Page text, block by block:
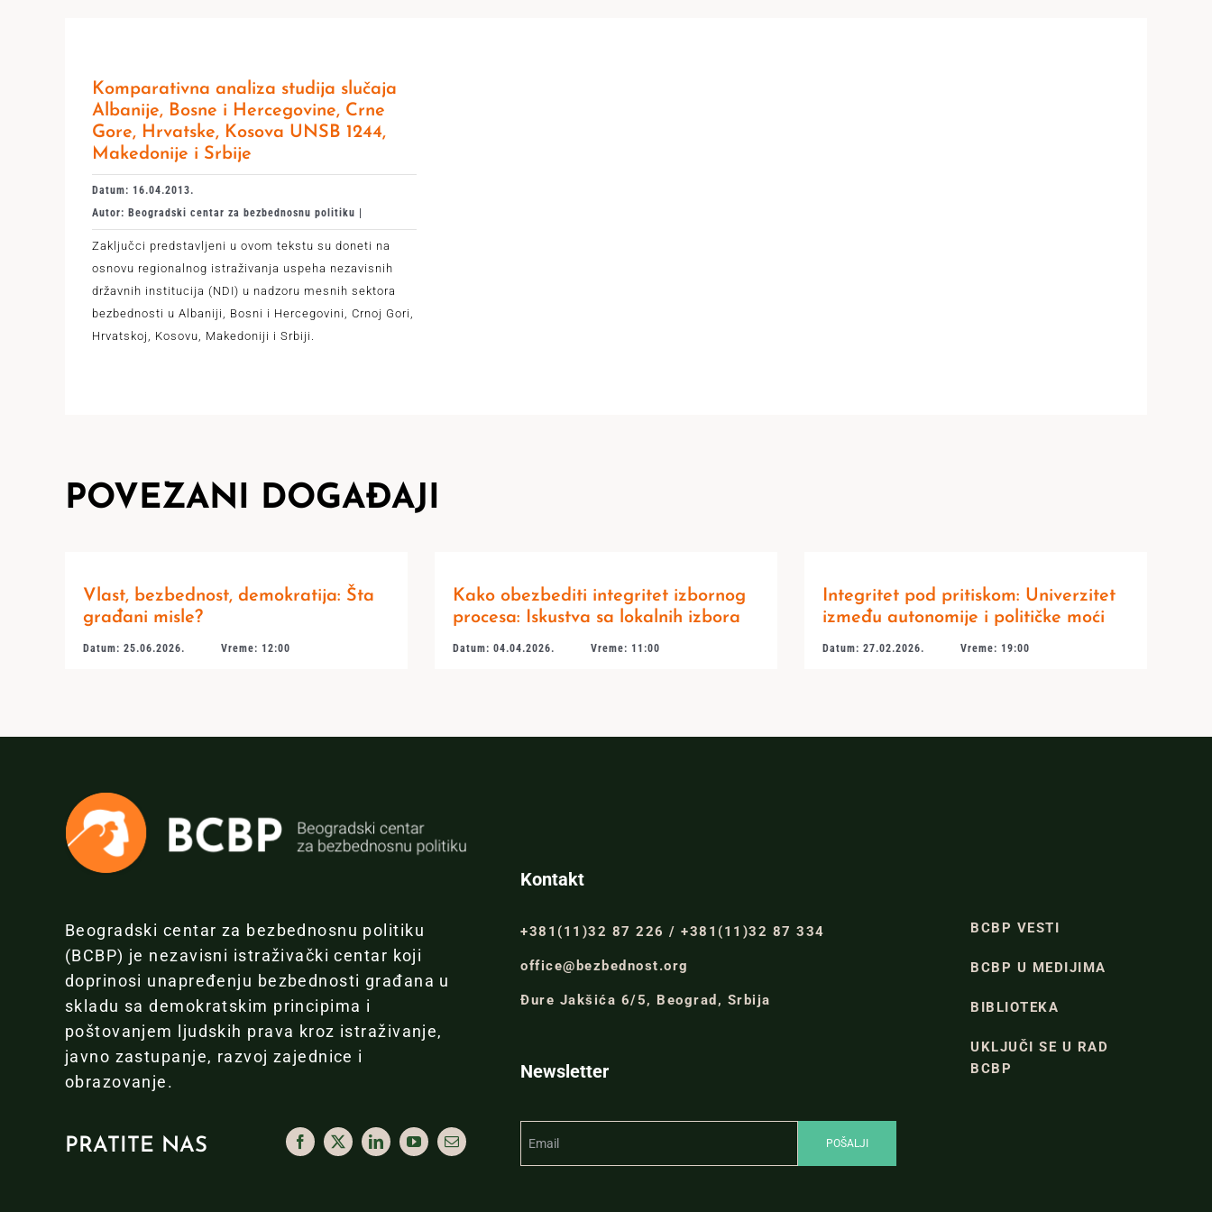
Komparativna analiza studija slučaja
Albanije, Bosne i Hercegovine, Crne
Gore, Hrvatske, Kosova UNSB 1244,
Makedonije i Srbije
Datum: 16.04.2013.
Autor: Beogradski centar za bezbednosnu politiku |
Zaključci predstavljeni u ovom tekstu su doneti na
osnovu regionalnog istraživanja uspeha nezavisnih
državnih institucija (NDI) u nadzoru mesnih sektora
bezbednosti u Albaniji, Bosni i Hercegovini, Crnoj Gori,
Hrvatskoj, Kosovu, Makedoniji i Srbiji.
POVEZANI DOGAĐAJI
Vlast, bezbednost, demokratija: Šta
građani misle?
Datum: 25.06.2026. Vreme: 12:00
Kako obezbediti integritet izbornog
procesa: Iskustva sa lokalnih izbora
Datum: 04.04.2026. Vreme: 11:00
Integritet pod pritiskom: Univerzitet
između autonomije i političke moći
Datum: 27.02.2026. Vreme: 19:00
Beogradski centar za bezbednosnu politiku
(BCBP) je nezavisni istraživački centar koji
doprinosi unapređenju bezbednosti građana u
skladu sa demokratskim principima i
poštovanjem ljudskih prava kroz istraživanje,
javno zastupanje, razvoj zajednice i
obrazovanje.
PRATITE NAS
Kontakt
+381(11)32 87 226 / +381(11)32 87 334
office@bezbednost.org
Đure Jakšića 6/5, Beograd, Srbija
Newsletter
BCBP VESTI
BCBP U MEDIJIMA
BIBLIOTEKA
UKLJUČI SE U RAD
BCBP